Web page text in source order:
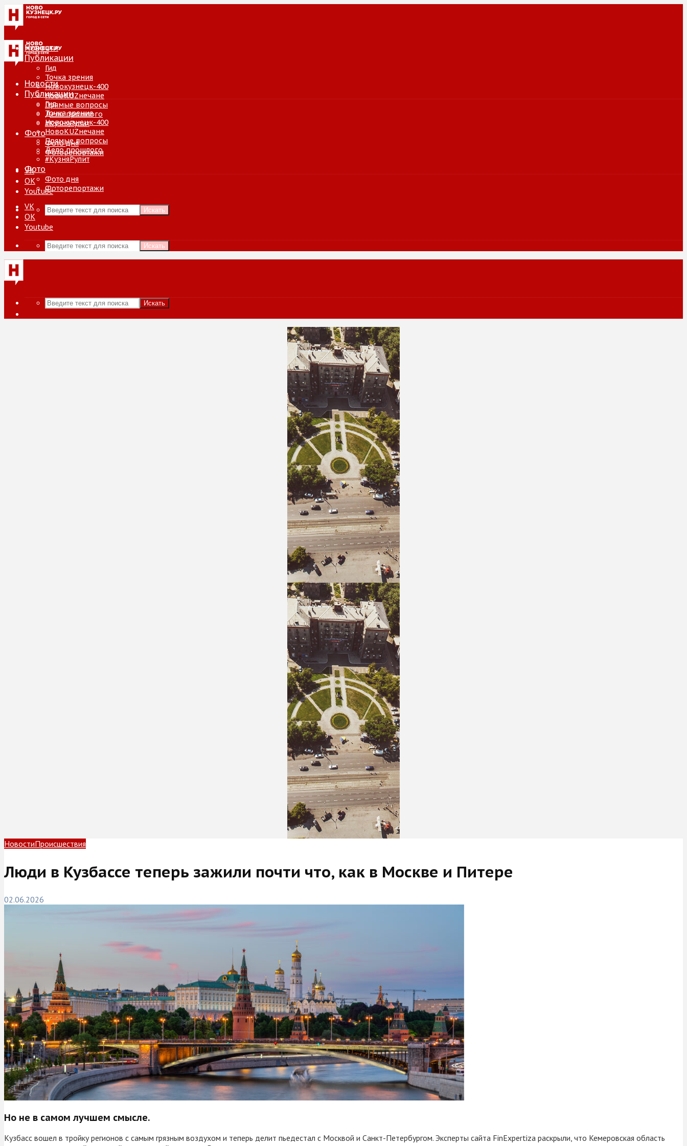
Новости
Публикации
Гид
Точка зрения
Новокузнецк-400
НовоKUZнечане
Прямые вопросы
Дело прошлого
#КузняРулит
Фото
Фото дня
Фоторепортажи
VK
ОК
Youtube
Искать
Новости
Публикации
Гид
Точка зрения
Новокузнецк-400
НовоKUZнечане
Прямые вопросы
Дело прошлого
#КузняРулит
Фото
Фото дня
Фоторепортажи
VK
ОК
Youtube
Искать
Искать
НовостиПроисшествия
Люди в Кузбассе теперь зажили почти что, как в Москве и Питере
02.06.2026
Но не в самом лучшем смысле.
Кузбасс вошел в тройку регионов с самым грязным воздухом и теперь делит пьедестал с Москвой и Санкт-Петербургом. Эксперты сайта FinExpertiza раскрыли, что Кемеровская область